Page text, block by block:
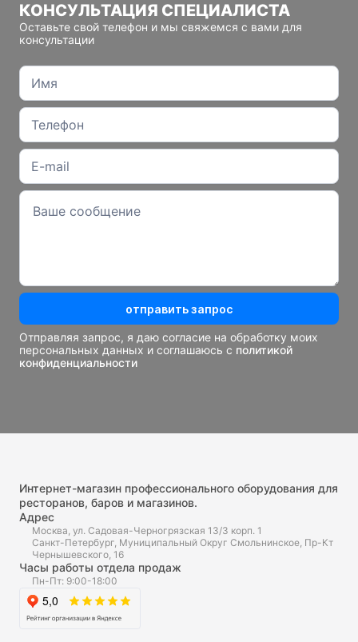
КОНСУЛЬТАЦИЯ СПЕЦИАЛИСТА
Оставьте свой телефон и мы свяжемся с вами для
консультации
отправить запрос
Отправляя запрос, я даю согласие на обработку моих
персональных данных и соглашаюсь с политикой
конфиденциальности
Интернет-магазин профессионального оборудования для
ресторанов, баров и магазинов.
Адрес
Москва, ул. Садовая-Черногрязская 13/3 корп. 1
Санкт-Петербург, Муниципальный Округ Смольнинское, Пр-Кт
Чернышевского, 16
Часы работы отдела продаж
Пн-Пт: 9:00-18:00